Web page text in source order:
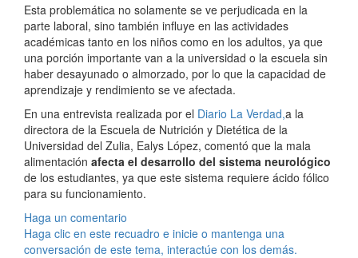
Esta problemática no solamente se ve perjudicada en la
parte laboral, sino también influye en las actividades
académicas tanto en los niños como en los adultos, ya que
una porción importante van a la universidad o la escuela sin
haber desayunado o almorzado, por lo que la capacidad de
aprendizaje y rendimiento se ve afectada.
En una entrevista realizada por el Diario La Verdad,a la
directora de la Escuela de Nutrición y Dietética de la
Universidad del Zulia, Ealys López, comentó que la mala
alimentación afecta el desarrollo del sistema neurológico
de los estudiantes, ya que este sistema requiere ácido fólico
para su funcionamiento.
Haga un comentario
Haga clic en este recuadro e inicie o mantenga una
conversación de este tema, interactúe con los demás.